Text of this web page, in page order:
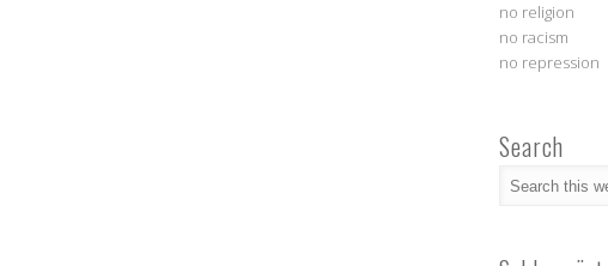
no religion
no racism
no repression
Search